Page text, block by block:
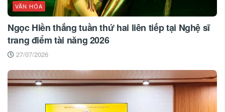
VĂN HÓA
Ngọc Hiền thắng tuần thứ hai liên tiếp tại Nghệ sĩ
trang điểm tài năng 2026
27/07/2026